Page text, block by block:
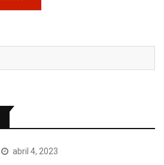
abril 4, 2023